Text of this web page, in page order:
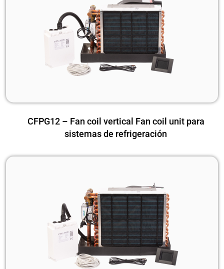
CFPG12 – Fan coil vertical Fan coil unit para
sistemas de refrigeración